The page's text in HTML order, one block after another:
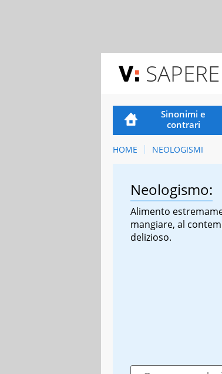
SAPERE
Sinonimi e
contrari
HOME NEOLOGISMI
Neologismo:
Alimento
mangiare, al
delizioso.